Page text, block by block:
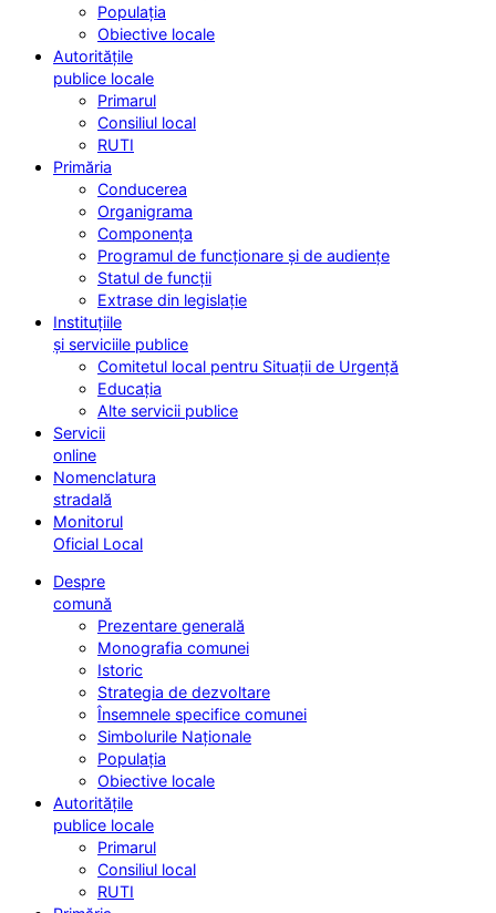
Populația
Obiective locale
Autoritățile
publice locale
Primarul
Consiliul local
RUTI
Primăria
Conducerea
Organigrama
Componența
Programul de funcționare și de audiențe
Statul de funcții
Extrase din legislație
Instituțiile
și serviciile publice
Comitetul local pentru Situații de Urgență
Educația
Alte servicii publice
Servicii
online
Nomenclatura
stradală
Monitorul
Oficial Local
Despre
comună
Prezentare generală
Monografia comunei
Istoric
Strategia de dezvoltare
Însemnele specifice comunei
Simbolurile Naționale
Populația
Obiective locale
Autoritățile
publice locale
Primarul
Consiliul local
RUTI